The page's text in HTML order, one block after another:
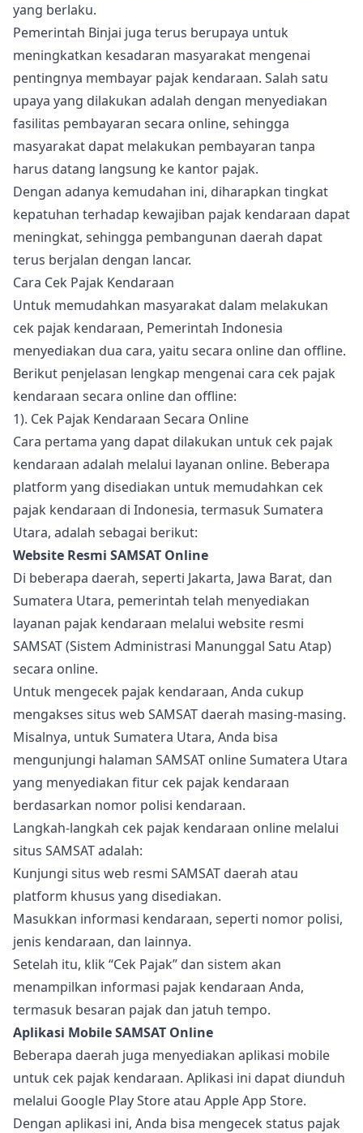
yang berlaku.
Pemerintah Binjai juga terus berupaya untuk
meningkatkan kesadaran masyarakat mengenai
pentingnya membayar pajak kendaraan. Salah satu
upaya yang dilakukan adalah dengan menyediakan
fasilitas pembayaran secara online, sehingga
masyarakat dapat melakukan pembayaran tanpa
harus datang langsung ke kantor pajak.
Dengan adanya kemudahan ini, diharapkan tingkat
kepatuhan terhadap kewajiban pajak kendaraan dapat
meningkat, sehingga pembangunan daerah dapat
terus berjalan dengan lancar.
Cara Cek Pajak Kendaraan
Untuk memudahkan masyarakat dalam melakukan
cek pajak kendaraan, Pemerintah Indonesia
menyediakan dua cara, yaitu secara online dan offline.
Berikut penjelasan lengkap mengenai cara cek pajak
kendaraan secara online dan offline:
1). Cek Pajak Kendaraan Secara Online
Cara pertama yang dapat dilakukan untuk cek pajak
kendaraan adalah melalui layanan online. Beberapa
platform yang disediakan untuk memudahkan cek
pajak kendaraan di Indonesia, termasuk Sumatera
Utara, adalah sebagai berikut:
Website Resmi SAMSAT Online
Di beberapa daerah, seperti Jakarta, Jawa Barat, dan
Sumatera Utara, pemerintah telah menyediakan
layanan pajak kendaraan melalui website resmi
SAMSAT (Sistem Administrasi Manunggal Satu Atap)
secara online.
Untuk mengecek pajak kendaraan, Anda cukup
mengakses situs web SAMSAT daerah masing-masing.
Misalnya, untuk Sumatera Utara, Anda bisa
mengunjungi halaman SAMSAT online Sumatera Utara
yang menyediakan fitur cek pajak kendaraan
berdasarkan nomor polisi kendaraan.
Langkah-langkah cek pajak kendaraan online melalui
situs SAMSAT adalah:
Kunjungi situs web resmi SAMSAT daerah atau
platform khusus yang disediakan.
Masukkan informasi kendaraan, seperti nomor polisi,
jenis kendaraan, dan lainnya.
Setelah itu, klik “Cek Pajak” dan sistem akan
menampilkan informasi pajak kendaraan Anda,
termasuk besaran pajak dan jatuh tempo.
Aplikasi Mobile SAMSAT Online
Beberapa daerah juga menyediakan aplikasi mobile
untuk cek pajak kendaraan. Aplikasi ini dapat diunduh
melalui Google Play Store atau Apple App Store.
Dengan aplikasi ini, Anda bisa mengecek status pajak